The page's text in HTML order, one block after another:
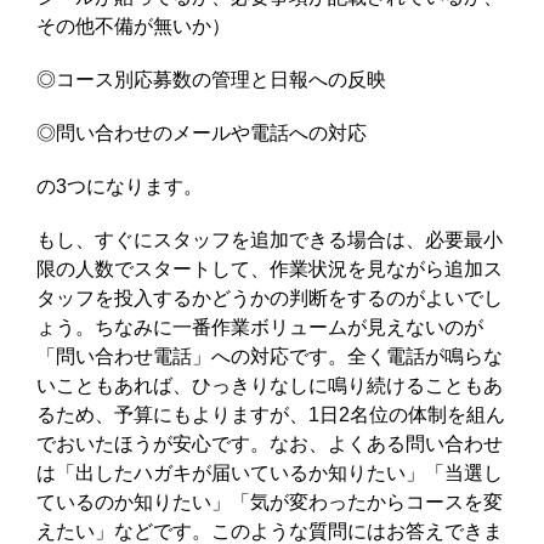
その他不備が無いか）
◎コース別応募数の管理と日報への反映
◎問い合わせのメールや電話への対応
の3つになります。
もし、すぐにスタッフを追加できる場合は、必要最小
限の人数でスタートして、作業状況を見ながら追加ス
タッフを投入するかどうかの判断をするのがよいでし
ょう。ちなみに一番作業ボリュームが見えないのが
「問い合わせ電話」への対応です。全く電話が鳴らな
いこともあれば、ひっきりなしに鳴り続けることもあ
るため、予算にもよりますが、1日2名位の体制を組ん
でおいたほうが安心です。なお、よくある問い合わせ
は「出したハガキが届いているか知りたい」「当選し
ているのか知りたい」「気が変わったからコースを変
えたい」などです。このような質問にはお答えできま